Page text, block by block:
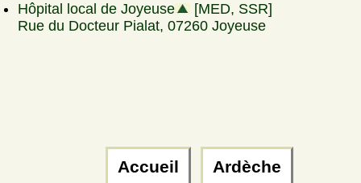
Hôpital local de Joyeuse
[MED, SSR]
Rue du Docteur Pialat, 07260 Joyeuse
Accueil Ardèche